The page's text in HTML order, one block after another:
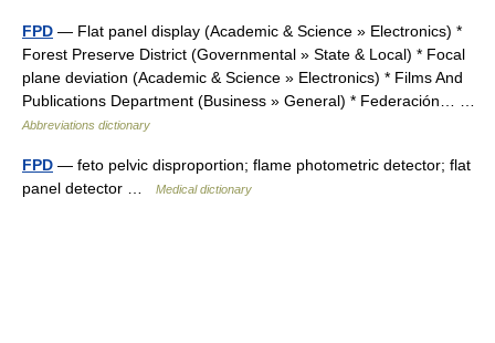
FPD — Flat panel display (Academic & Science » Electronics) *
Forest Preserve District (Governmental » State & Local) * Focal
plane deviation (Academic & Science » Electronics) * Films And
Publications Department (Business » General) * Federación… …
Abbreviations dictionary
FPD — feto pelvic disproportion; flame photometric detector; flat
panel detector …
Medical dictionary